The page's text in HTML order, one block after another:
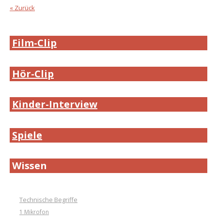
« Zurück
Film-Clip
Hör-Clip
Kinder-Interview
Spiele
Wissen
Technische Begriffe
1 Mikrofon